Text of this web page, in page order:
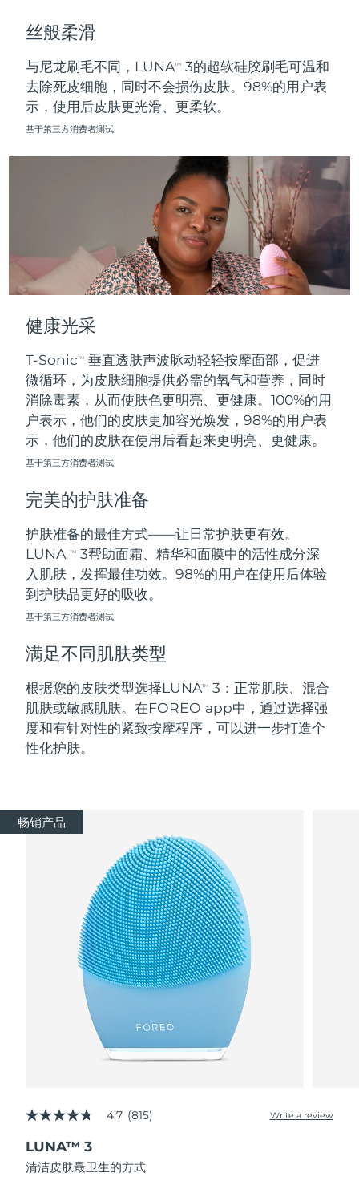
丝般柔滑
与尼龙刷毛不同，LUNATM
3的超软硅胶刷毛可温和
去除死皮细胞，同时不会损伤皮肤。98%的用户表
示，使用后皮肤更光滑、更柔软。
基于第三方消费者测试
健康光采
T-SonicTM
垂直透肤声波脉动轻轻按摩面部，促进
微循环，为皮肤细胞提供必需的氧气和营养，同时
消除毒素，从而使肤色更明亮、更健康。100%的用
户表示，他们的皮肤更加容光焕发，98%的用户表
示，他们的皮肤在使用后看起来更明亮、更健康。
基于第三方消费者测试
完美的护肤准备
护肤准备的最佳方式——让日常护肤更有效。
LUNATM
3帮助面霜、精华和面膜中的活性成分深
入肌肤，发挥最佳功效。98%的用户在使用后体验
到护肤品更好的吸收。
基于第三方消费者测试
满足不同肌肤类型
根据您的皮肤类型选择LUNATM
3：正常肌肤、混合
肌肤或敏感肌肤。在FOREO app中，通过选择强
度和有针对性的紧致按摩程序，可以进一步打造个
性化护肤。
畅销产品
4.7
of
5
stars,
4.7 (815) Write a review
LUNA™ 3
清洁皮肤最卫生的方式
南非 预计送达日期8/17/26
韩国
预计送达日期 8/9/26
预计送达日期
预计送达日期8/9/26
台湾 预计送达日期8/14/26
泰国
土耳其 预计送达日期8/10/26
阿拉伯联合酋长国 预计送达日期8/10/26
英国 预计送达日期8/9/26
美国
乌兹别克斯坦
越南 预计送达日期